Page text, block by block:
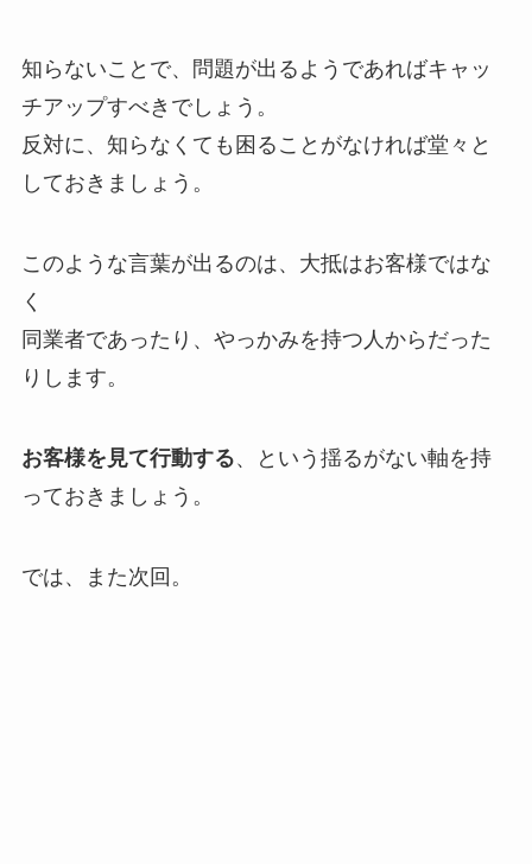
知らないことで、問題が出るようであればキャッ
チアップすべきでしょう。
反対に、知らなくても困ることがなければ堂々と
しておきましょう。
このような言葉が出るのは、大抵はお客様ではな
く
同業者であったり、やっかみを持つ人からだった
りします。
お客様を見て行動する、という揺るがない軸を持
っておきましょう。
では、また次回。